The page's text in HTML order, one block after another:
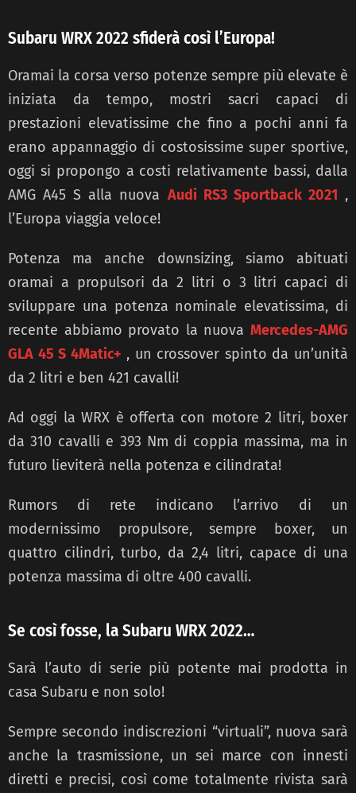
Subaru WRX 2022 sfiderà così l’Europa!
Oramai la corsa verso potenze sempre più elevate è
iniziata da tempo, mostri sacri capaci di
prestazioni elevatissime che fino a pochi anni fa
erano appannaggio di costosissime super sportive,
oggi si propongo a costi relativamente bassi, dalla
AMG A45 S alla nuova Audi RS3 Sportback 2021 ,
l’Europa viaggia veloce!
Potenza ma anche downsizing, siamo abituati
oramai a propulsori da 2 litri o 3 litri capaci di
sviluppare una potenza nominale elevatissima, di
recente abbiamo provato la nuova Mercedes-AMG
GLA 45 S 4Matic+ , un crossover spinto da un’unità
da 2 litri e ben 421 cavalli!
Ad oggi la WRX è offerta con motore 2 litri, boxer
da 310 cavalli e 393 Nm di coppia massima, ma in
futuro lieviterà nella potenza e cilindrata!
Rumors di rete indicano l’arrivo di un
modernissimo propulsore, sempre boxer, un
quattro cilindri, turbo, da 2,4 litri, capace di una
potenza massima di oltre 400 cavalli.
Se così fosse, la Subaru WRX 2022…
Sarà l’auto di serie più potente mai prodotta in
casa Subaru e non solo!
Sempre secondo indiscrezioni “virtuali”, nuova sarà
anche la trasmissione, un sei marce con innesti
diretti e precisi, così come totalmente rivista sarà